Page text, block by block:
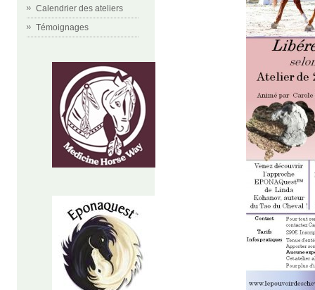
Calendrier des ateliers
Témoignages